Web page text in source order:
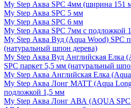
My Step Аква SPC 4мм (ширина 151
My Step Аква SPC 5 мм
My Step Аква SPC 6 мм
My Step Аква SPC 7мм c подложкой
My Step Аква Вуд (Aqua Wood) SPC
(натуральный шпон дерева)
My Step Аква Вуд Английская Елка
SPC паркет 5,5 мм (натуральный
My Step Аква Английская Елка
My Step Аква Лонг MATT (Aqua
подложкой 1,5 мм
My Step Аква Лонг АВА (AQUA